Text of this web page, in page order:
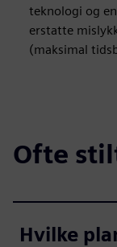
teknologi og
erstatte
(maksimal
Ofte
Hvilke